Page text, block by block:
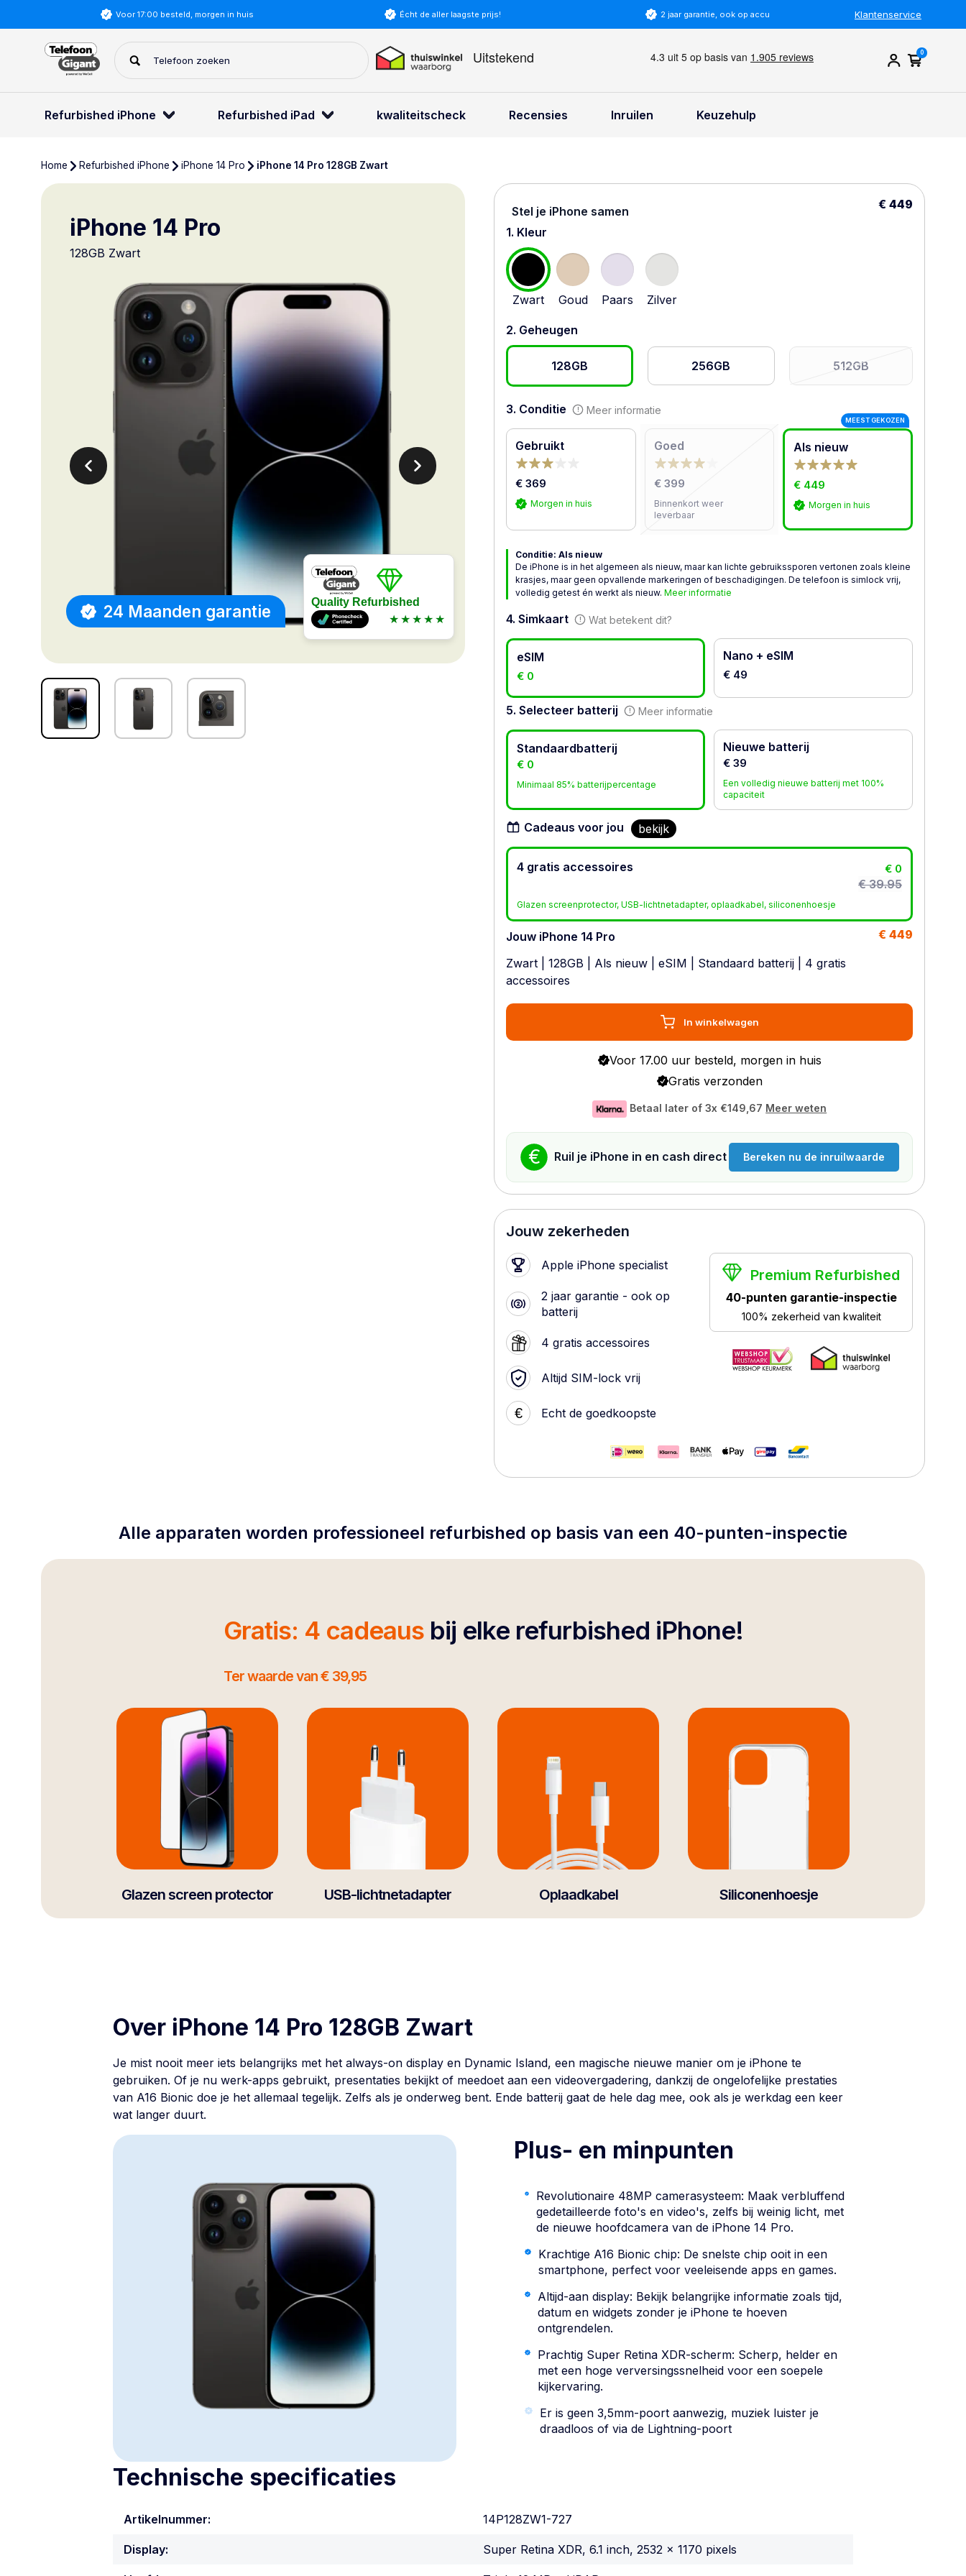
Gratis verzending NL en BE Kies voor duurzaam Klantenservice
0
Refurbished iPhone Refurbished iPad kwaliteitscheck Recensies Inruilen Keuzehulp
Home Refurbished iPhone iPhone 14 Pro iPhone 14 Pro 128GB Zwart
24 Maanden garantie
iPhone 14 Pro
128GB Zwart
Quality Refurbished
★★★★★
Stel je iPhone samen
€ 449
1. Kleur
Zwart Goud Paars Zilver
2. Geheugen
128GB 256GB 512GB
3. Conditie Meer informatie
Gebruikt
€ 369
Morgen in huis
Goed
€ 399
Binnenkort weer
leverbaar
Als nieuw
MEEST GEKOZEN
€ 449
Morgen in huis
Conditie: Als nieuw
De iPhone is in het algemeen als nieuw, maar kan lichte gebruikssporen vertonen zoals kleine
krasjes, maar geen opvallende markeringen of beschadigingen. De telefoon is simlock vrij,
volledig getest én werkt als nieuw. Meer informatie
4. Simkaart Wat betekent dit?
eSIM
€ 0
Nano + eSIM
€ 49
5. Selecteer batterij Meer informatie
Standaardbatterij
€ 0
Minimaal 85% batterijpercentage
Nieuwe batterij
€ 39
Een volledig nieuwe batterij met 100%
capaciteit
Cadeaus voor jou bekijk
4 gratis accessoires € 0
€ 39.95
Glazen screenprotector, USB-lichtnetadapter, oplaadkabel, siliconenhoesje
Jouw iPhone 14 Pro
€ 449
Zwart
128GB Als nieuw eSIM Standaard batterij | 4 gratis
accessoires
In winkelwagen
Voor 17.00 uur besteld, morgen in huis
Gratis verzonden
Betaal later of 3x €149,67 Meer weten
€ Ruil je iPhone in en cash direct Bereken nu de inruilwaarde
Jouw zekerheden
Apple iPhone specialist
2 jaar garantie - ook op
batterij
4 gratis accessoires
Altijd SIM-lock vrij
€ Echt de goedkoopste
Premium Refurbished
40-punten garantie-inspectie
100% zekerheid van kwaliteit
Alle apparaten worden professioneel refurbished op basis van een 40-punten-inspectie
Gratis: 4 cadeaus bij elke refurbished iPhone!
Ter waarde van € 39,95
Glazen screen protector USB-lichtnetadapter Oplaadkabel Siliconenhoesje
Over iPhone 14 Pro 128GB Zwart
Je mist nooit meer iets belangrijks met het always-on display en Dynamic Island, een magische nieuwe manier om je iPhone te
gebruiken. Of je nu werk-apps gebruikt, presentaties bekijkt of meedoet aan een videovergadering, dankzij de ongelofelijke prestaties
van A16 Bionic doe je het allemaal tegelijk. Zelfs als je onderweg bent. Ende batterij gaat de hele dag mee, ook als je werkdag een keer
wat langer duurt.
Plus- en minpunten
Revolutionaire 48MP camerasysteem: Maak verbluffend
gedetailleerde foto's en video's, zelfs bij weinig licht, met
de nieuwe hoofdcamera van de iPhone 14 Pro.
Krachtige A16 Bionic chip: De snelste chip ooit in een
smartphone, perfect voor veeleisende apps en games.
Altijd-aan display: Bekijk belangrijke informatie zoals tijd,
datum en widgets zonder je iPhone te hoeven
ontgrendelen.
Prachtig Super Retina XDR-scherm: Scherp, helder en
met een hoge verversingssnelheid voor een soepele
kijkervaring.
Er is geen 3,5mm-poort aanwezig, muziek luister je
draadloos of via de Lightning-poort
Technische specificaties
Artikelnummer: 14P128ZW1-727
Display: Super Retina XDR, 6.1 inch, 2532 x 1170 pixels